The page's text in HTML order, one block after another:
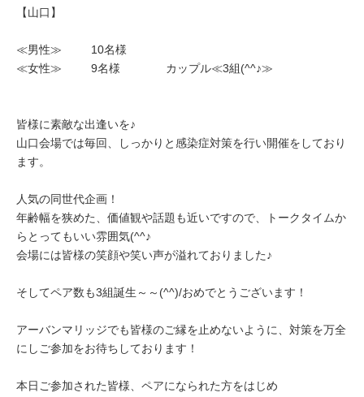
【山口】
≪男性≫ 10名様
≪女性≫ 9名様 カップル≪3組(^^♪≫
皆様に素敵な出逢いを♪
山口会場では毎回、しっかりと感染症対策を行い開催をしており
ます。
人気の同世代企画！
年齢幅を狭めた、価値観や話題も近いですので、トークタイムか
らとってもいい雰囲気(^^♪
会場には皆様の笑顔や笑い声が溢れておりました♪
そしてペア数も3組誕生～～(^^)/おめでとうございます！
アーバンマリッジでも皆様のご縁を止めないように、対策を万全
にしご参加をお待ちしております！
本日ご参加された皆様、ペアになられた方をはじめ